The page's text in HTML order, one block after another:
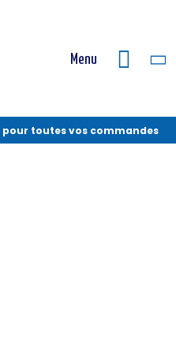
Menu
pour toutes vos commandes